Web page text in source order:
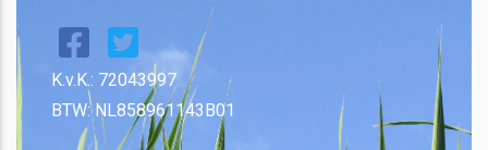
K.v.K.: 72043997
BTW: NL858961143B01